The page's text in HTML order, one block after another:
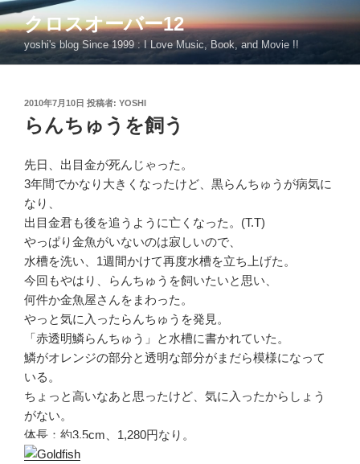
コ
ン
テ
ン
クロスオーバー12
yoshi's blog Since 1999 : I Love Music, Book, and Movie !!
投
稿
日:
2010年7月10日 投稿者: YOSHI
らんちゅうを飼う
先日、出目金が死んじゃった。
3年間でかなり大きくなったけど、黒らんちゅうが病気に
なり、
出目金君も後を追うように亡くなった。(T.T)
やっぱり金魚がいないのは寂しいので、
水槽を洗い、1週間かけて再度水槽を立ち上げた。
今回もやはり、らんちゅうを飼いたいと思い、
何件か金魚屋さんをまわった。
やっと気に入ったらんちゅうを発見。
「赤透明鱗らんちゅう」と水槽に書かれていた。
鱗がオレンジの部分と透明な部分がまだら模様になって
いる。
ちょっと高いなあと思ったけど、気に入ったからしょう
がない。
体長：約3.5cm、1,280円なり。